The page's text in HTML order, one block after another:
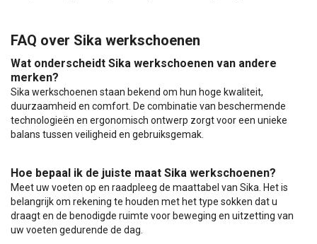
FAQ over Sika werkschoenen
Wat onderscheidt Sika werkschoenen van andere
merken?
Sika werkschoenen staan bekend om hun hoge kwaliteit,
duurzaamheid en comfort. De combinatie van beschermende
technologieën en ergonomisch ontwerp zorgt voor een unieke
balans tussen veiligheid en gebruiksgemak.
Hoe bepaal ik de juiste maat Sika werkschoenen?
Meet uw voeten op en raadpleeg de maattabel van Sika. Het is
belangrijk om rekening te houden met het type sokken dat u
draagt en de benodigde ruimte voor beweging en uitzetting van
uw voeten gedurende de dag.